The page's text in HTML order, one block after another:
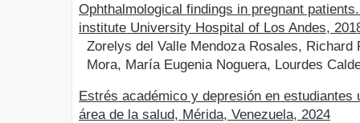
Ophthalmological findings in pregnant
institute University Hospital of Los Andes,
Zorelys del Valle Mendoza Rosales, Richard
Mora, María Eugenia Noguera, Lourdes
Estrés académico y depresión en estudiantes
área de la salud, Mérida, Venezuela, 2024